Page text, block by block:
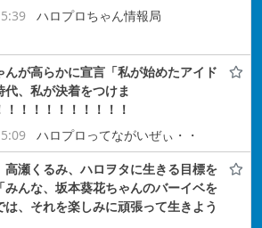
ハロプロちゃん情報局
んが高らかに宣言「私が始めたアイド
代、私が決着をつけま
！！！！！！！！！！
ハロプロってながいぜぃ・・
高瀬くるみ、ハロヲタに生きる目標を
みんな、坂本葵花ちゃんのバーイベを
は、それを楽しみに頑張って生きよう